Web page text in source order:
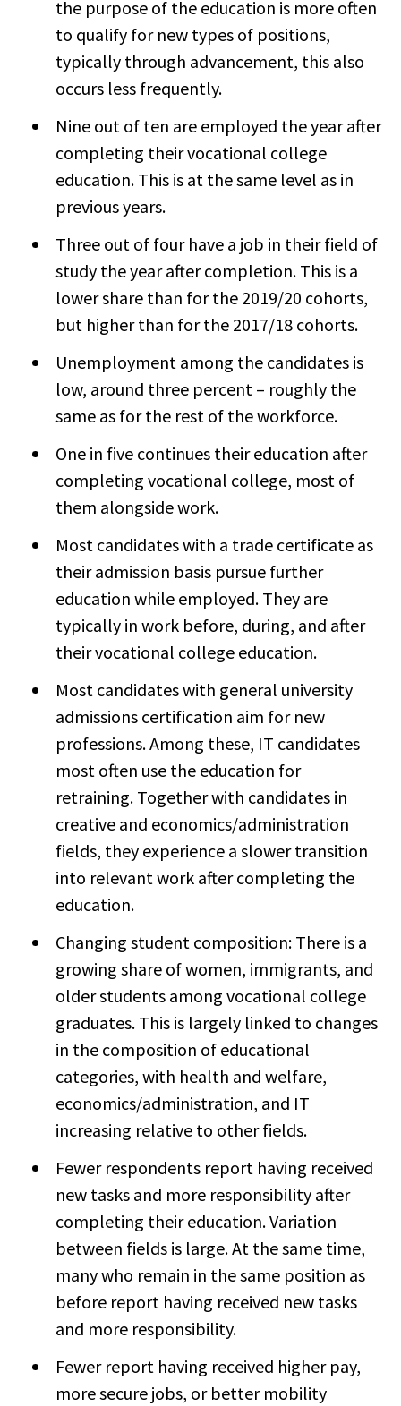
the purpose of the education is more often
to qualify for new types of positions,
typically through advancement, this also
occurs less frequently.
Nine out of ten are employed the year after
completing their vocational college
education. This is at the same level as in
previous years.
Three out of four have a job in their field of
study the year after completion. This is a
lower share than for the 2019/20 cohorts,
but higher than for the 2017/18 cohorts.
Unemployment among the candidates is
low, around three percent – roughly the
same as for the rest of the workforce.
One in five continues their education after
completing vocational college, most of
them alongside work.
Most candidates with a trade certificate as
their admission basis pursue further
education while employed. They are
typically in work before, during, and after
their vocational college education.
Most candidates with general university
admissions certification aim for new
professions. Among these, IT candidates
most often use the education for
retraining. Together with candidates in
creative and economics/administration
fields, they experience a slower transition
into relevant work after completing the
education.
Changing student composition: There is a
growing share of women, immigrants, and
older students among vocational college
graduates. This is largely linked to changes
in the composition of educational
categories, with health and welfare,
economics/administration, and IT
increasing relative to other fields.
Fewer respondents report having received
new tasks and more responsibility after
completing their education. Variation
between fields is large. At the same time,
many who remain in the same position as
before report having received new tasks
and more responsibility.
Fewer report having received higher pay,
more secure jobs, or better mobility